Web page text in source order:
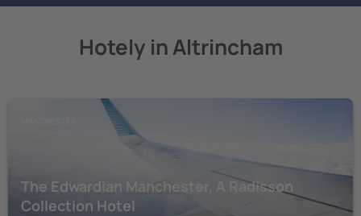
Hotely in Altrincham
The Edwardian Manchester, A Radisson
Collection Hotel